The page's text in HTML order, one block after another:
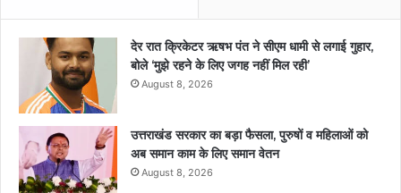
देर रात क्रिकेटर ऋषभ पंत ने सीएम धामी से लगाई गुहार,
बोले ‘मुझे रहने के लिए जगह नहीं मिल रही’
August 8, 2026
उत्तराखंड सरकार का बड़ा फैसला, पुरुषों व महिलाओं को
अब समान काम के लिए समान वेतन
August 8, 2026